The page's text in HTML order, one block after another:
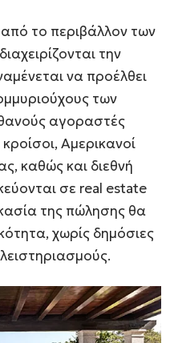
το περιβάλλον των
την
να προέλθει
των
αγοραστές
Αμερικανοί
καθώς και διεθνή
σε real estate
της πώλησης θα
χωρίς δημόσιες